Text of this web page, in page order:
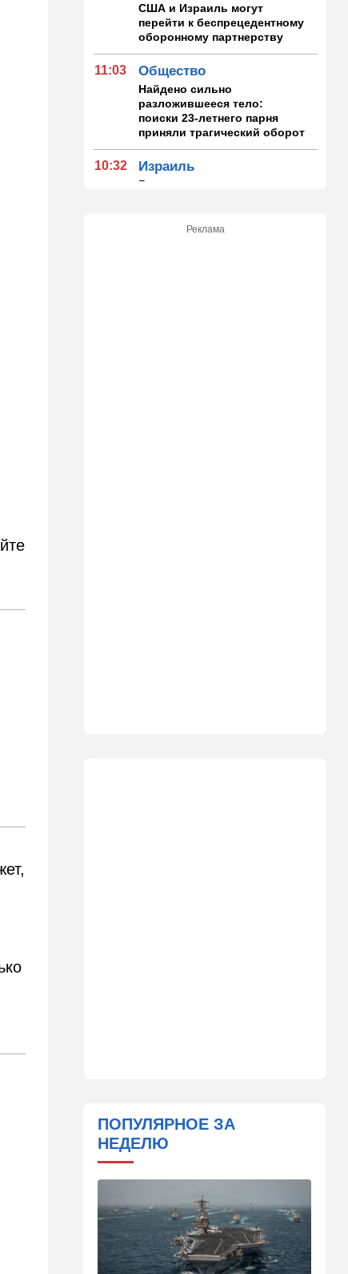
США и Израиль могут
перейти к беспрецедентному
оборонному партнерству
11:03 Общество
Найдено сильно
разложившееся тело:
поиски 23-летнего парня
приняли трагический оборот
10:32 Израиль
Где самые дешевые
Общество
МИД Ирана: По Ормузскому
проливу почти
договорились, но Израиль и
21:39 Мнения
Марокканские военные
копируют опыт израильских
коллег
Реклама
ПОПУЛЯРНОЕ ЗА
НЕДЕЛЮ